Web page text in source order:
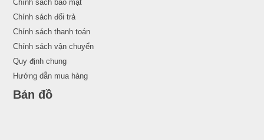
Chính sách bảo mật
Chính sách đổi trả
Chính sách thanh toán
Chính sách vận chuyển
Quy định chung
Hướng dẫn mua hàng
Bản đồ